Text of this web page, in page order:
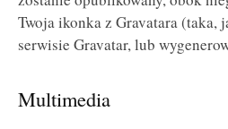
Twoja ikonka z Gravatara (taka,
serwisie Gravatar, lub
Multimedia